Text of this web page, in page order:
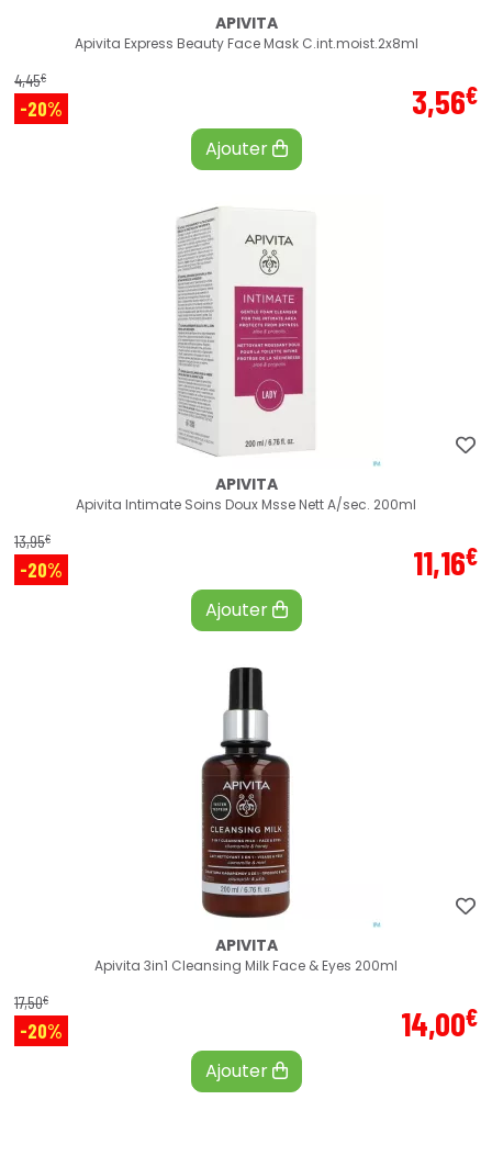
APIVITA
Apivita Express Beauty Face Mask C.int.moist.2x8ml
4,45€
-20% 3,56€
Ajouter
APIVITA
Apivita Intimate Soins Doux Msse Nett A/sec. 200ml
13,95€
-20% 11,16€
Ajouter
APIVITA
Apivita 3in1 Cleansing Milk Face & Eyes 200ml
17,50€
-20% 14,00€
Ajouter